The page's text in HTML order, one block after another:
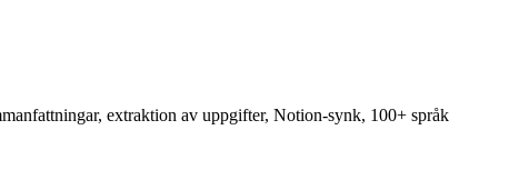
extraktion av uppgifter, Notion-synk, 100+ språk